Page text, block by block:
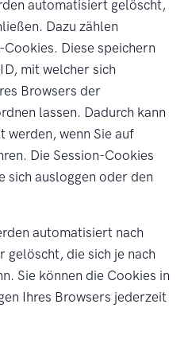
automatisiert gelöscht,
Dazu zählen
Diese speichern
mit welcher sich
Browsers der
lassen. Dadurch kann
werden, wenn Sie auf
Die Session-Cookies
sich ausloggen oder den
automatisiert nach
gelöscht, die sich je nach
Sie können die Cookies in
Ihres Browsers jederzeit